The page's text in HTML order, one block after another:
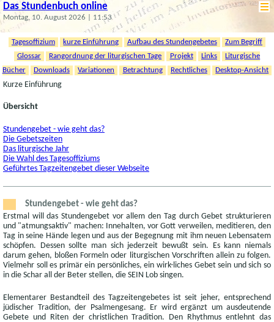
Das Stundenbuch online
Montag, 10. August 2026 | 11:53
Tagesoffizium kurze Einführung Aufbau des Stundengebetes
Zum Begriff
Glossar
Rangordnung der liturgischen Tage Projekt Links
Liturgische
Bücher
Downloads Variationen Betrachtung Rechtliches
Desktop-Ansicht
Kurze Einführung
Übersicht
Stundengebet - wie geht das?
Die Gebetszeiten
Das liturgische Jahr
Die Wahl des Tagesoffiziums
Geführtes Tagzeitengebet dieser Webseite
Stundengebet - wie geht das?
Erstmal will das Stundengebet vor allem den Tag durch Gebet strukturieren
und "atmungsaktiv" machen: Innehalten, vor Gott verweilen, meditieren, den
Tag in seine Hände legen und aus der Begegnung mit ihm neuen Lebensatem
schöpfen. Dessen sollte man sich jederzeit bewußt sein. Es kann niemals
darum gehen, bloßen Formeln oder liturgischen Vorschriften allein zu folgen.
Vielmehr soll es primär ein persönliches, ein wirk-liches Gebet sein und sich so
in die Schar all der Beter stellen, die SEIN Lob singen.
Elementarer Bestandteil des Tagzeitengebetes ist seit jeher, entsprechend
jüdischer Tradition, der Psalmengesang. Er wird ergänzt um ausdeutende
Gebete und Riten der christlichen Tradition. Den Rhythmus entlehnt das